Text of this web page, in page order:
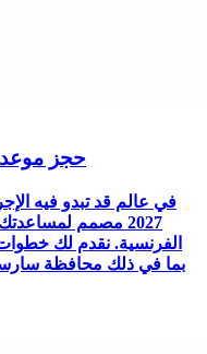
حجز موعد
في عالم قد تبدو فيه
2027 مصمم
الفرنسية. نقدم لك
بما في ذلك محافظة